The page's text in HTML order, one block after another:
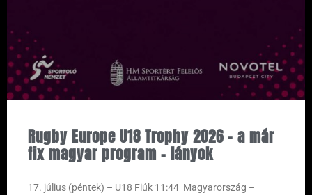
Rugby Europe U18 Trophy 2026 – a már
fix magyar program – lányok
17. július (péntek) – U18 Fiúk 11:44 Magyarország –